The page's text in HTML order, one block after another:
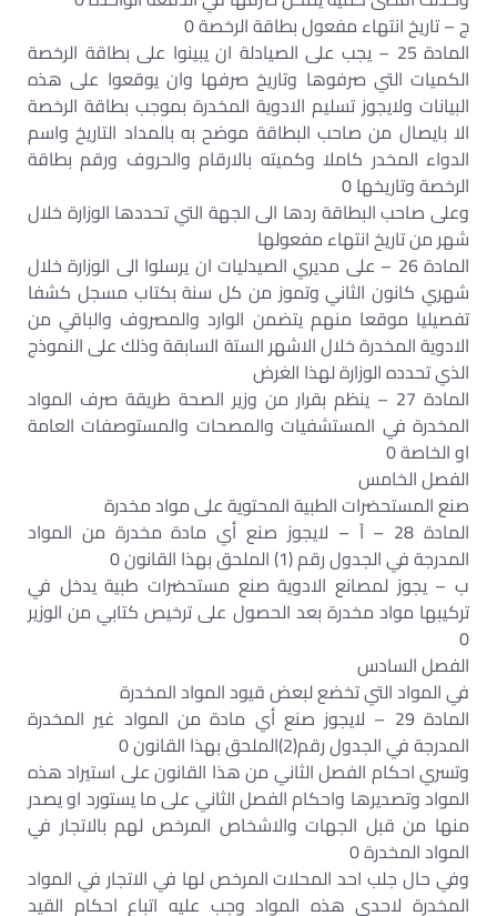
ج – تاريخ انتهاء مفعول بطاقة الرخصة 0
المادة 25 – يجب على الصيادلة ان يبينوا على بطاقة الرخصة
الكميات التي صرفوها وتاريخ صرفها وان يوقعوا على هذه
البيانات ولايجوز تسليم الادوية المخدرة بموجب بطاقة الرخصة
الا بايصال من صاحب البطاقة موضح به بالمداد التاريخ واسم
الدواء المخدر كاملا وكميته بالارقام والحروف ورقم بطاقة
الرخصة وتاريخها 0
وعلى صاحب البطاقة ردها الى الجهة التي تحددها الوزارة خلال
شهر من تاريخ انتهاء مفعولها
المادة 26 – على مديري الصيدليات ان يرسلوا الى الوزارة خلال
شهري كانون الثاني وتموز من كل سنة بكتاب مسجل كشفا
تفصيليا موقعا منهم يتضمن الوارد والمصروف والباقي من
الادوية المخدرة خلال الاشهر الستة السابقة وذلك على النموذج
الذي تحدده الوزارة لهذا الغرض
المادة 27 – ينظم بقرار من وزير الصحة طريقة صرف المواد
المخدرة في المستشفيات والمصحات والمستوصفات العامة
او الخاصة 0
الفصل الخامس
صنع المستحضرات الطبية المحتوية على مواد مخدرة
المادة 28 – آ – لايجوز صنع أي مادة مخدرة من المواد
المدرجة في الجدول رقم (1) الملحق بهذا القانون 0
ب – يجوز لمصانع الادوية صنع مستحضرات طبية يدخل في
تركيبها مواد مخدرة بعد الحصول على ترخيص كتابي من الوزير
0
الفصل السادس
في المواد التي تخضع لبعض قيود المواد المخدرة
المادة 29 – لايجوز صنع أي مادة من المواد غير المخدرة
المدرجة في الجدول رقم(2)الملحق بهذا القانون 0
وتسري احكام الفصل الثاني من هذا القانون على استيراد هذه
المواد وتصديرها واحكام الفصل الثاني على ما يستورد او يصدر
منها من قبل الجهات والاشخاص المرخص لهم بالاتجار في
المواد المخدرة 0
وفي حال جلب احد المحلات المرخص لها في الاتجار في المواد
المخدرة لاحدى هذه المواد وجب عليه اتباع احكام القيد